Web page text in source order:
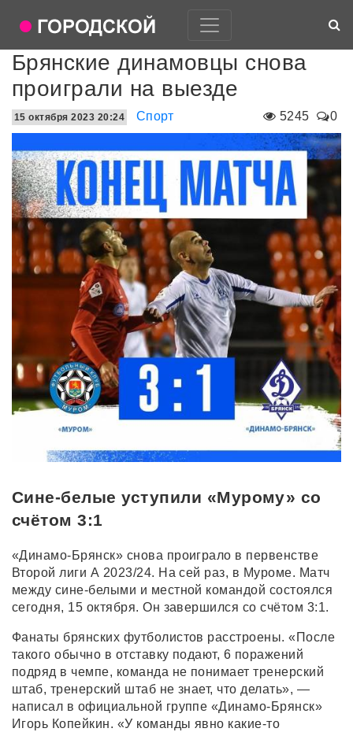
Брянские динамовцы снова
проиграли на выезде
5245 0
15 октября 2023 20:24 Спорт
Сине-белые уступили «Мурому» со
счётом 3:1
«Динамо-Брянск» снова проиграло в первенстве
Второй лиги А 2023/24. На сей раз, в Муроме. Матч
между сине-белыми и местной командой состоялся
сегодня, 15 октября. Он завершился со счётом 3:1.
Фанаты брянских футболистов расстроены. «После
такого обычно в отставку подают, 6 поражений
подряд в чемпе, команда не понимает тренерский
штаб, тренерский штаб не знает, что делать», —
написал в официальной группе «Динамо-Брянск»
Игорь Копейкин. «У команды явно какие-то